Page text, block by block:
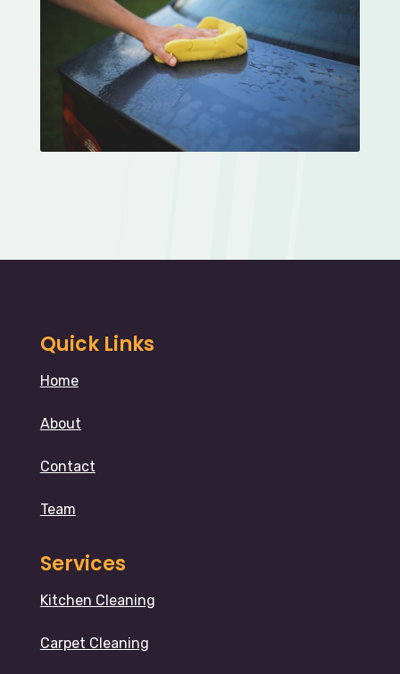
Quick Links
Home
About
Contact
Team
Services
Kitchen Cleaning
Carpet Cleaning